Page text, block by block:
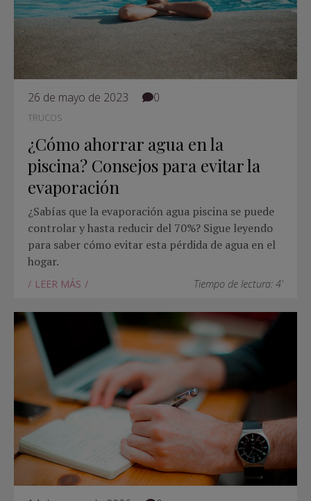
26 de mayo de 2023 0
TRUCOS
¿Cómo ahorrar agua en la
piscina? Consejos para evitar la
evaporación
¿Sabías que la evaporación agua piscina se puede
controlar y hasta reducir del 70%? Sigue leyendo
para saber cómo evitar esta pérdida de agua en el
hogar.
LEER MÁS Tiempo de lectura: 4'